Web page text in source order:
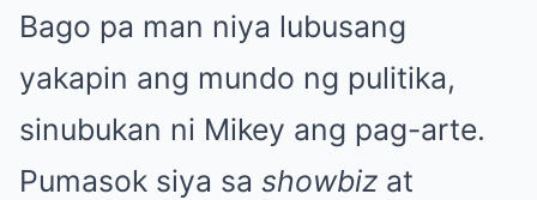
Bago pa man niya lubusang
yakapin ang mundo ng pulitika,
sinubukan ni Mikey ang pag-arte.
Pumasok siya sa showbiz at